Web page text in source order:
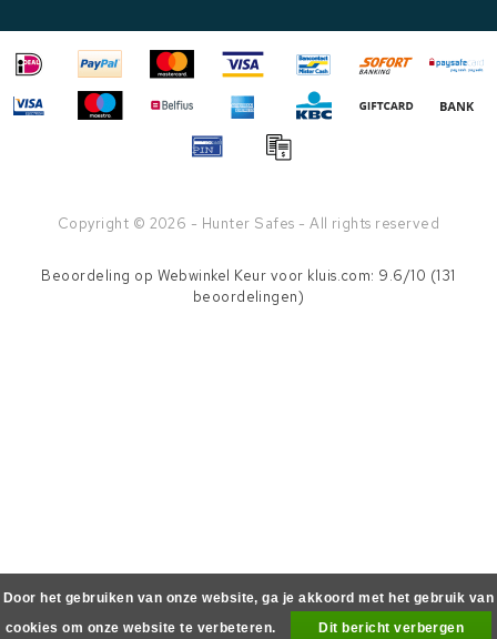
Copyright © 2026 - Hunter Safes - All rights reserved
Beoordeling op Webwinkel Keur voor kluis.com: 9.6/10 (131
beoordelingen)
Door het gebruiken van onze website, ga je akkoord met het gebruik van
cookies om onze website te verbeteren.
Dit bericht verbergen